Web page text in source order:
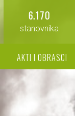
6.170
stanovnika
AKTI I OBRASCI